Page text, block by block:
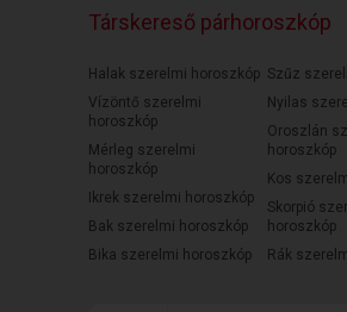
Társkereső párhoroszkóp
Halak szerelmi horoszkóp
Vízöntő szerelmi
horoszkóp
Mérleg szerelmi
horoszkóp
Ikrek szerelmi horoszkóp
Bak szerelmi horoszkóp
Bika szerelmi horoszkóp
Szűz
Nyilas
Oroszlán
horoszkóp
Kos
Skorpió
horoszkóp
Rák